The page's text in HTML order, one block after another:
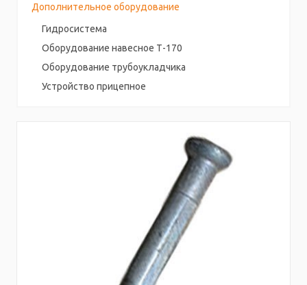
Дополнительное оборудование
Гидросистема
Оборудование навесное Т-170
Оборудование трубоукладчика
Устройство прицепное